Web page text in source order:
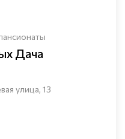
Дача
улица, 13